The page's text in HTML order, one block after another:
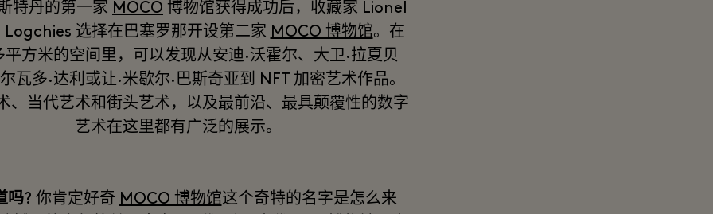
特丹的第一家 MOCO 博物馆获得成功后，收藏家 Lionel
Logchies 选择在巴塞罗那开设第二家 MOCO 博物馆。在
平方米的空间里，可以发现从安迪·沃霍尔、大卫·拉夏贝
瓦多·达利或让·米歇尔·巴斯奇亚到 NFT 加密艺术作品。
、当代艺术和街头艺术，以及最前沿、最具颠覆性的数字
艺术在这里都有广泛的展示。
吗? 你肯定好奇 MOCO 博物馆这个奇特的名字是怎么来